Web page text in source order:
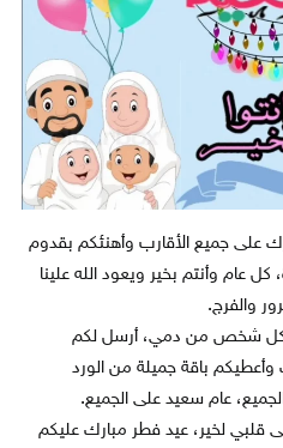
على جميع الأقارب وأهنئكم بقدوم
عام وأنتم بخير ويعود الله علينا
والفرج.
وكل شخص من دمي، أرسل لكم
وأعطيكم باقة جميلة من الورد
عام سعيد على الجميع.
قلبي لخير، عيد فطر مبارك عليكم